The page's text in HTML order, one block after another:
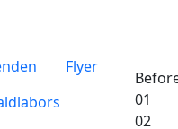
01
02
Flyer